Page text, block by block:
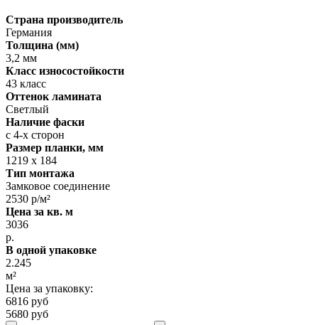
Страна производитель
Германия
Толщина (мм)
3,2 мм
Класс износостойкости
43 класс
Оттенок ламината
Светлый
Наличие фаски
с 4-х сторон
Размер планки, мм
1219 х 184
Тип монтажа
Замковое соединение
2530 р/м²
Цена за кв. м
3036
р.
В одной упаковке
2.245
м²
Цена за упаковку:
6816 руб
5680 руб